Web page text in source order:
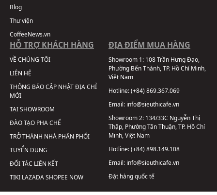
Blog
Thư viện
CoffeeNews.vn
HỖ TRỢ KHÁCH HÀNG
VỀ CHÚNG TÔI
LIÊN HỆ
THÔNG BÁO CẬP NHẬT ĐỊA CHỈ
MỚI
TẠI SHOWROOM
ĐÀO TẠO PHA CHẾ
TRỞ THÀNH NHÀ PHÂN PHỐI
TUYỂN DỤNG
ĐỐI TÁC LIÊN KẾT
TIKI LAZADASHOPEE NOW
ĐỊA ĐIỂM MUA HÀNG
Showroom 1: 108 Trần Hưng Đạo,
Phường Bến Thành, TP. Hồ Chí Minh,
Việt Nam
Hotline:(+84) 869.367.069
Email: info@sieuthicafe.vn
Showroom 2: 134/33C Nguyễn Thị
Thập, Phường Tân Thuận, TP. Hồ Chí
Minh, Việt Nam
Hotline:(+84) 898.149.108
Email: info@sieuthicafe.vn
Đặt hàng quốc tế